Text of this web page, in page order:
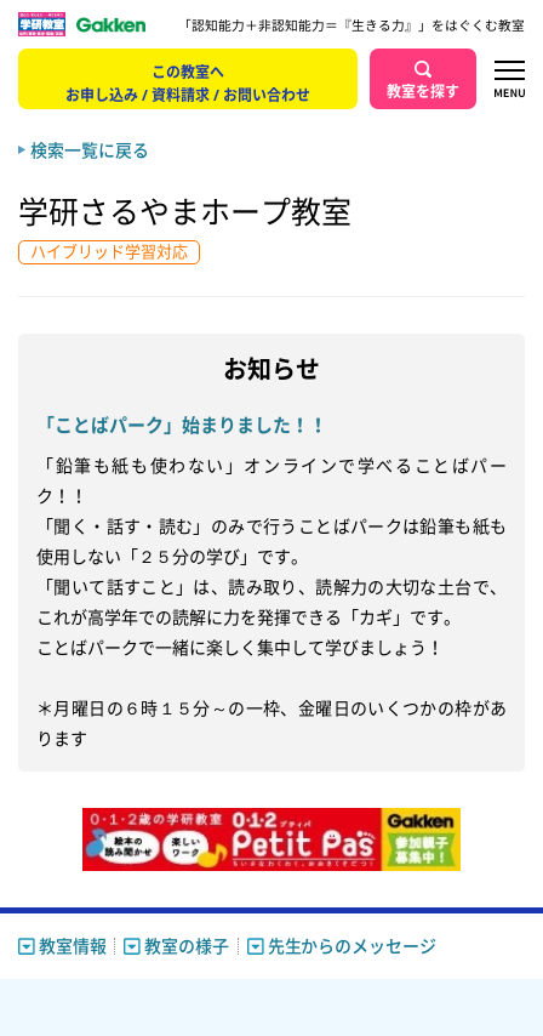
「認知能力＋非認知能力＝『生きる力』」をはぐくむ教室
この教室へ
お申し込み / 資料請求 / お問い合わせ
教室を探す
検索一覧に戻る
学研さるやまホープ教室
ハイブリッド学習対応
お知らせ
「ことばパーク」始まりました！！
「鉛筆も紙も使わない」オンラインで学べることばパー
ク！！
「聞く・話す・読む」のみで行うことばパークは鉛筆も紙も
使用しない「２５分の学び」です。
「聞いて話すこと」は、読み取り、読解力の大切な土台で、
これが高学年での読解に力を発揮できる「カギ」です。
ことばパークで一緒に楽しく集中して学びましょう！
＊月曜日の６時１５分～の一枠、金曜日のいくつかの枠があ
教室情報 教室の様子 先生からのメッセージ